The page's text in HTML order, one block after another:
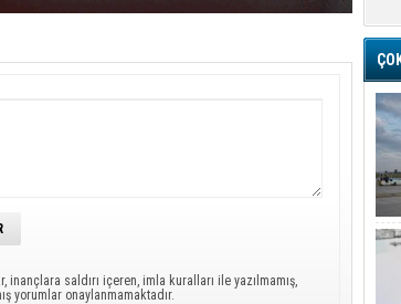
saldırı içeren, imla kuralları ile yazılmamış,
yorumlar onaylanmamaktadır.